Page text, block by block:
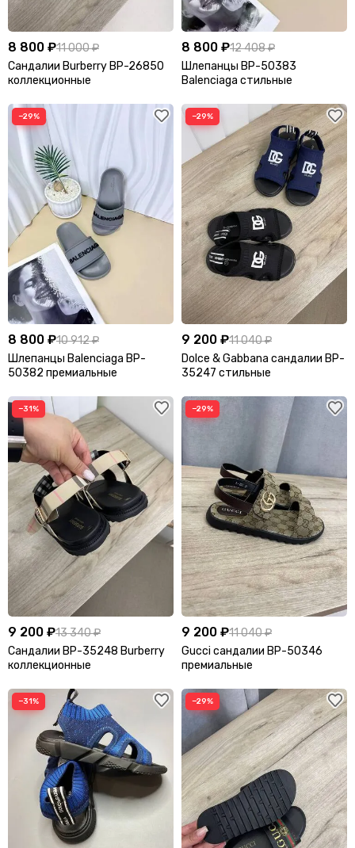
8 800 ₽11 000 ₽
Сандалии Burberry BP-26850
коллекционные
8 800 ₽12 408 ₽
Шлепанцы BP-50383
Balenciaga стильные
−29%
8 800 ₽10 912 ₽
Шлепанцы Balenciaga BP-
50382 премиальные
−29%
9 200 ₽11 040 ₽
Dolce & Gabbana сандалии BP-
35247 стильные
−31%
9 200 ₽13 340 ₽
Сандалии BP-35248 Burberry
коллекционные
−29%
9 200 ₽11 040 ₽
Gucci сандалии BP-50346
премиальные
−31% −29%